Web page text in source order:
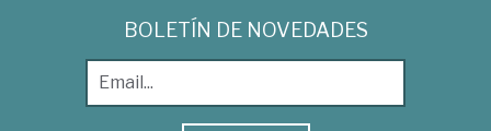
BOLETÍN DE NOVEDADES